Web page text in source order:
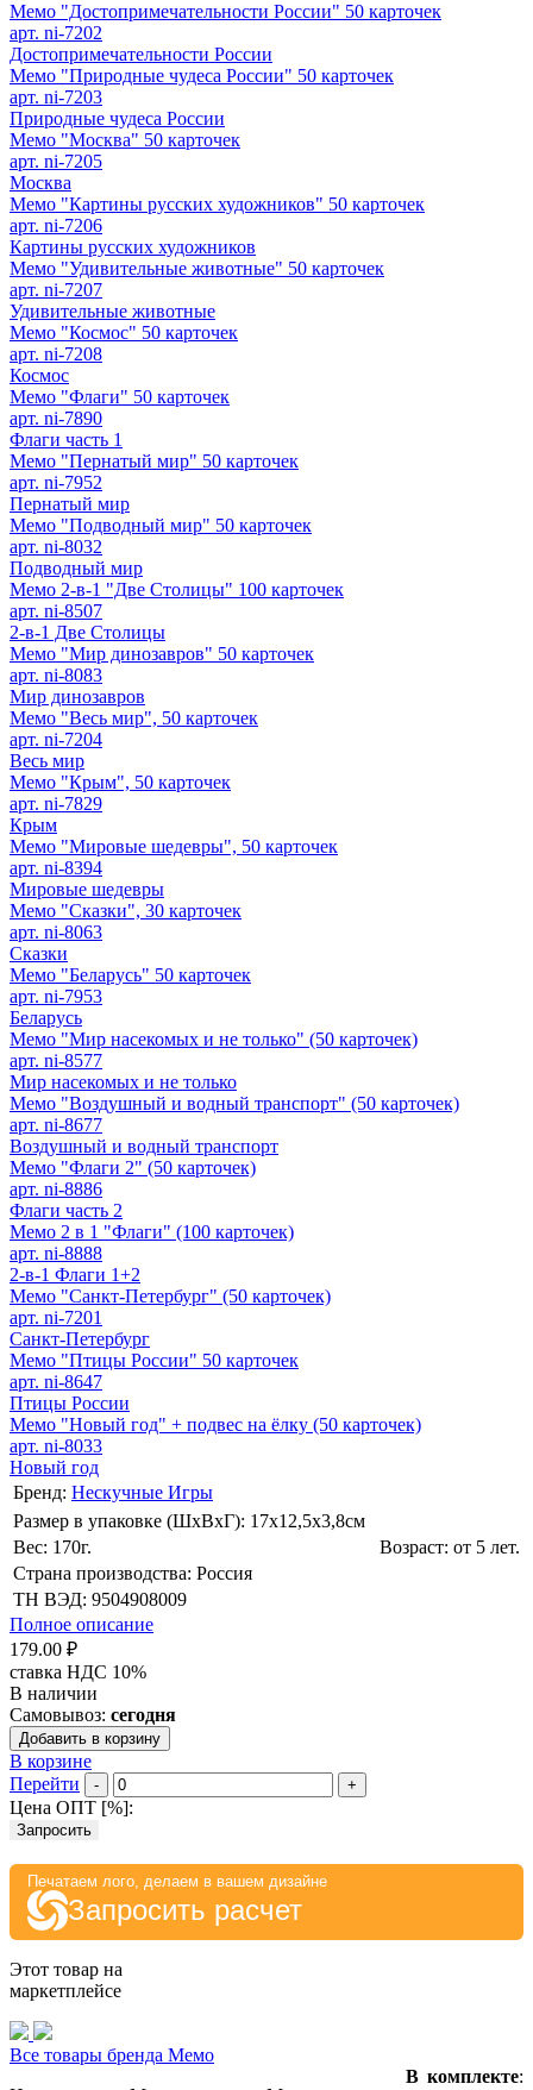
Мемо "Достопримечательности России" 50 карточек
арт. ni-7202
Достопримечательности России
Мемо "Природные чудеса России" 50 карточек
арт. ni-7203
Природные чудеса России
Мемо "Москва" 50 карточек
арт. ni-7205
Москва
Мемо "Картины русских художников" 50 карточек
арт. ni-7206
Картины русских художников
Мемо "Удивительные животные" 50 карточек
арт. ni-7207
Удивительные животные
Мемо "Космос" 50 карточек
арт. ni-7208
Космос
Мемо "Флаги" 50 карточек
арт. ni-7890
Флаги часть 1
Мемо "Пернатый мир" 50 карточек
арт. ni-7952
Пернатый мир
Мемо "Подводный мир" 50 карточек
арт. ni-8032
Подводный мир
Мемо 2-в-1 "Две Столицы" 100 карточек
арт. ni-8507
2-в-1 Две Столицы
Мемо "Мир динозавров" 50 карточек
арт. ni-8083
Мир динозавров
Мемо "Весь мир", 50 карточек
арт. ni-7204
Весь мир
Мемо "Крым", 50 карточек
арт. ni-7829
Крым
Мемо "Мировые шедевры", 50 карточек
арт. ni-8394
Мировые шедевры
Мемо "Сказки", 30 карточек
арт. ni-8063
Сказки
Мемо "Беларусь" 50 карточек
арт. ni-7953
Беларусь
Мемо "Мир насекомых и не только" (50 карточек)
арт. ni-8577
Мир насекомых и не только
Мемо "Воздушный и водный транспорт" (50 карточек)
арт. ni-8677
Воздушный и водный транспорт
Мемо "Флаги 2" (50 карточек)
арт. ni-8886
Флаги часть 2
Мемо 2 в 1 "Флаги" (100 карточек)
арт. ni-8888
2-в-1 Флаги 1+2
Мемо "Санкт-Петербург" (50 карточек)
арт. ni-7201
Санкт-Петербург
Мемо "Птицы России" 50 карточек
арт. ni-8647
Птицы России
Мемо "Новый год" + подвес на ёлку (50 карточек)
арт. ni-8033
Новый год
Бренд: Нескучные Игры
Размер в упаковке (ШхВxГ): 17х12,5х3,8cм
Вес: 170г.
Возраст: от 5 лет.
Страна производства: Россия
ТН ВЭД: 9504908009
Полное описание
179.00 ₽
ставка НДС 10%
В наличии
Самовывоз: сегодня
Добавить в корзину
В корзине
Перейти
- +
Цена ОПТ [%]:
Запросить
Печатаем лого, делаем в вашем дизайне
Запросить расчет
Этот товар на
маркетплейсе
Все товары бренда Мемо
В комплекте: